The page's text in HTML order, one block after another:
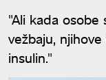
"Ali kada
vežbaju,
insulin."